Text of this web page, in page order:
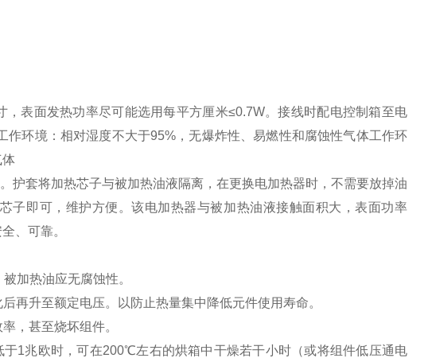
表面发热功率尽可能选用每平方厘米≤0.7W。接线时配电控制箱至电
环境：相对湿度不大于95%，无爆炸性、易燃性和腐蚀性气体工作环
体
护套将加热芯子与被加热油液隔离，在更换电加热器时，不需要放掉油
子即可，维护方便。该电加热器与被加热油液接触面积大，表面功率
、可靠。
加热油应无腐蚀性。
再升至额定电压。以防止热量集中降低元件使用寿命。
，甚至烧坏组件。
1兆欧时，可在200℃左右的烘箱中干燥若干小时（或将组件低压通电